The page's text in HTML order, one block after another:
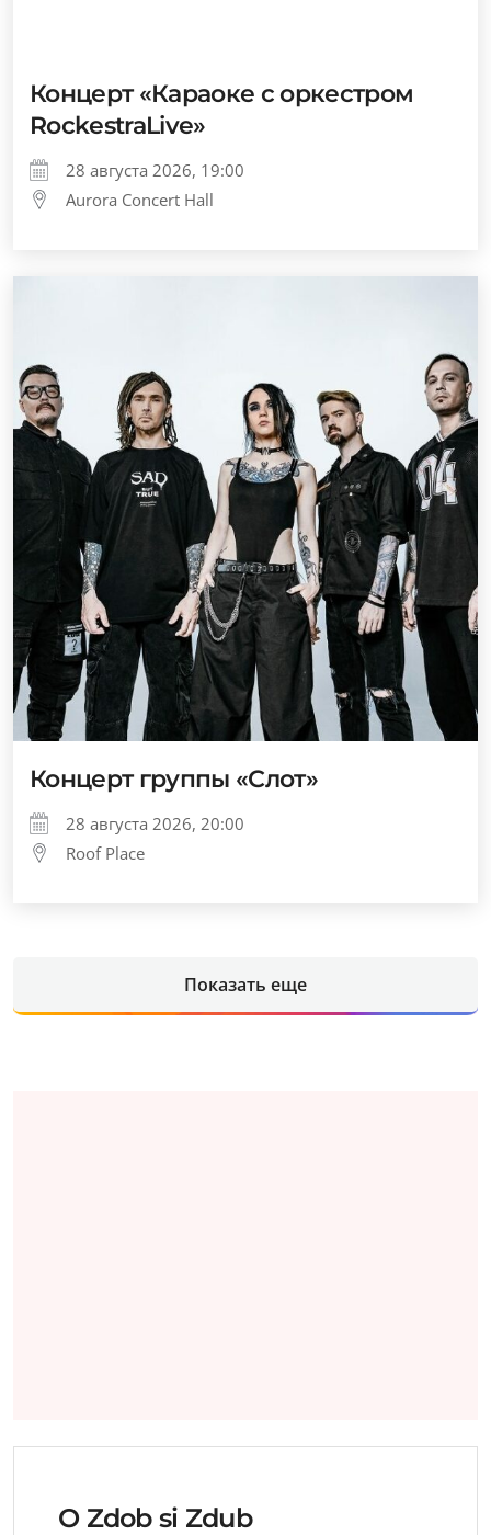
Концерт «Караоке с оркестром
RockestraLive»
28 августа 2026, 19:00
Aurora Concert Hall
Концерт группы «Слот»
28 августа 2026, 20:00
Roof Place
Показать еще
O Zdob si Zdub